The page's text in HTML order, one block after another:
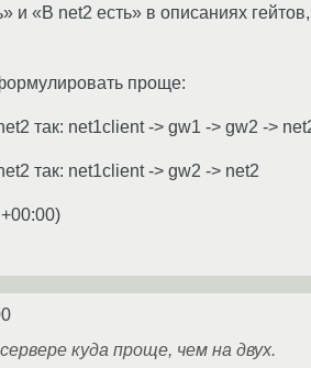
и «В net2 есть» в описаниях
проще:
так: net1client -> gw1 -> gw2 ->
так: net1client -> gw2 -> net2
)
куда проще, чем на двух.